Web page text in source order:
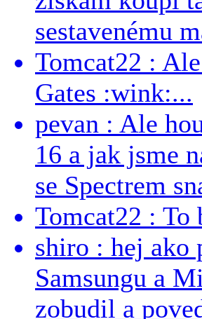
sestavenému
Tomcat22 :
Gates :wink:...
pevan : Ale
16 a jak jsme
se Spectrem
Tomcat22 :
shiro : hej ako
Samsungu a
zobudil a